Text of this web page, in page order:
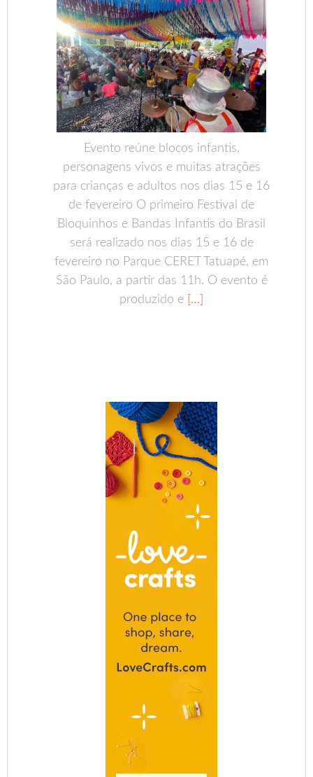
Evento reúne blocos infantis,
personagens vivos e muitas atrações
para crianças e adultos nos dias 15 e 16
de fevereiro O primeiro Festival de
Bloquinhos e Bandas Infantis do Brasil
será realizado nos dias 15 e 16 de
fevereiro no Parque CERET Tatuapé, em
São Paulo, a partir das 11h. O evento é
produzido e […]